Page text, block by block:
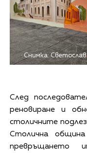
Снимка: Светослав
След
реновиране и
столичните
Столична
превръщането